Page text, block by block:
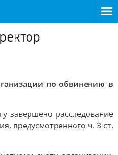
по обвинению в
завершено расследование
предусмотренного ч. 3 ст.